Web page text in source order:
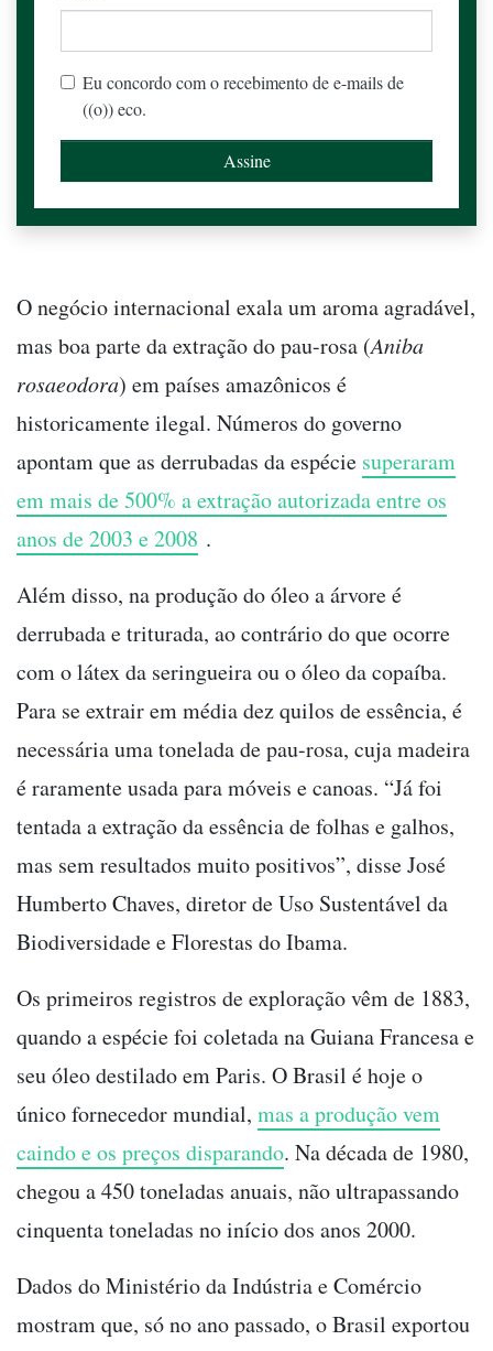
Eu concordo com o recebimento de e-mails de
((o)) eco.
O negócio internacional exala um aroma agradável,
mas boa parte da extração do pau-rosa (Aniba
rosaeodora) em países amazônicos é
historicamente ilegal. Números do governo
apontam que as derrubadas da espécie superaram
em mais de 500% a extração autorizada entre os
anos de 2003 e 2008 .
Além disso, na produção do óleo a árvore é
derrubada e triturada, ao contrário do que ocorre
com o látex da seringueira ou o óleo da copaíba.
Para se extrair em média dez quilos de essência, é
necessária uma tonelada de pau-rosa, cuja madeira
é raramente usada para móveis e canoas. “Já foi
tentada a extração da essência de folhas e galhos,
mas sem resultados muito positivos”, disse José
Humberto Chaves, diretor de Uso Sustentável da
Biodiversidade e Florestas do Ibama.
Os primeiros registros de exploração vêm de 1883,
quando a espécie foi coletada na Guiana Francesa e
seu óleo destilado em Paris. O Brasil é hoje o
único fornecedor mundial, mas a produção vem
caindo e os preços disparando. Na década de 1980,
chegou a 450 toneladas anuais, não ultrapassando
cinquenta toneladas no início dos anos 2000.
Dados do Ministério da Indústria e Comércio
mostram que, só no ano passado, o Brasil exportou